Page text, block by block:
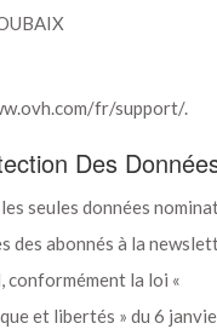
fr/support/.
Des
seules données
des abonnés à la
conformément la loi «
et libertés » du 6